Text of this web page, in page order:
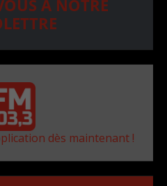
À NOTRE
dès maintenant !